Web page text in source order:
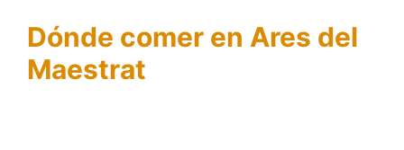
Dónde comer en Ares del
Maestrat